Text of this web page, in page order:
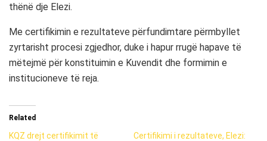
thënë dje Elezi.
Me certifikimin e rezultateve përfundimtare përmbyllet
zyrtarisht procesi zgjedhor, duke i hapur rrugë hapave të
mëtejmë për konstituimin e Kuvendit dhe formimin e
institucioneve të reja.
Related
KQZ drejt certifikimit të
Certifikimi i rezultateve, Elezi: